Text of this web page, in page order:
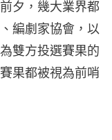
夕，幾大業界都
編劇家協會，以
雙方投選賽果的
果都被視為前哨